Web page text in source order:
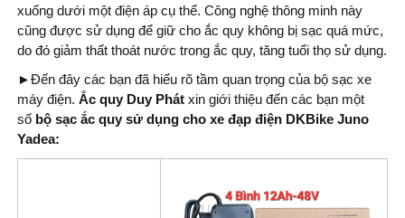
xuống dưới một điện áp cụ thể. Công nghệ thông minh này
cũng được sử dụng để giữ cho ắc quy không bị sạc quá mức,
do đó giảm thất thoát nước trong ắc quy, tăng tuổi thọ sử dụng.
►Đến đây các bạn đã hiểu rõ tầm quan trọng của bộ sạc xe
máy điện. Ắc quy Duy Phát xin giới thiệu đến các bạn một
số bộ sạc ắc quy sử dụng cho xe đạp điện DKBike Juno
Yadea: